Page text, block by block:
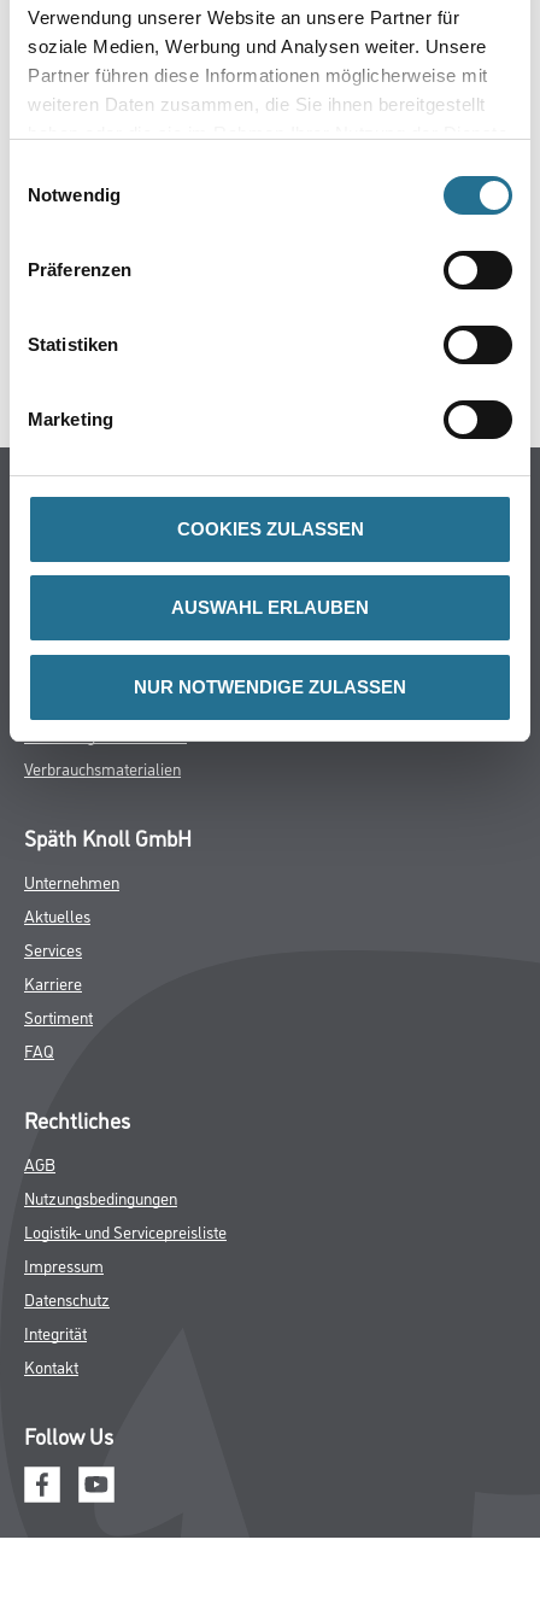
Verwendung unserer Website an unsere Partner für
soziale Medien, Werbung und Analysen weiter. Unsere
Partner führen diese Informationen möglicherweise mit
weiteren Daten zusammen, die Sie ihnen bereitgestellt
Notwendig
Präferenzen
Statistiken
Marketing
COOKIES ZULASSEN
AUSWAHL ERLAUBEN
NUR NOTWENDIGE ZULASSEN
ZUSATZINFOS
EAN
4003982000576
WDV-Systeme
Wand- & Deckenbeläge
Verbrauchsmaterialien
Späth Knoll GmbH
Unternehmen
Aktuelles
Services
Karriere
Sortiment
FAQ
Rechtliches
AGB
Nutzungsbedingungen
Logistik- und Servicepreisliste
Impressum
Datenschutz
Integrität
Kontakt
Follow Us